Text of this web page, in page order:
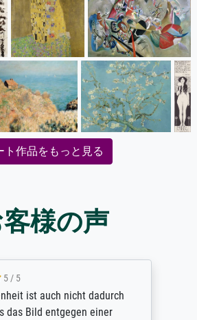
ト作品をもっと見る
様の声
5 / 5
ist auch nicht dadurch
das Bild entgegen einer